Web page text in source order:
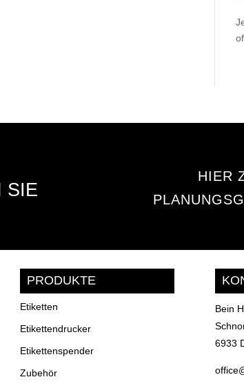
SIE
HIER
PRODUKTE
Etiketten
Etikettendrucker
Etikettenspender
Zubehör
Bein
6933